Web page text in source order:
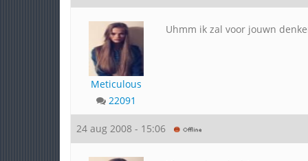
Meticulous
22091
Uhmm ik zal voor jouwn
24 aug 2008 - 15:06